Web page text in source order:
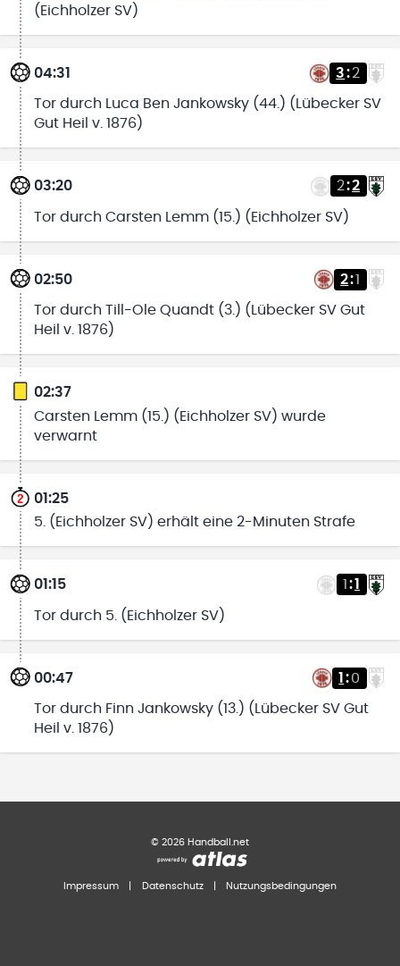
(Eichholzer SV)
04:31 3:2
Tor durch Luca Ben Jankowsky (44.) (Lübecker SV
Gut Heil v. 1876)
03:20 2:2
Tor durch Carsten Lemm (15.) (Eichholzer SV)
02:50 2:1
Tor durch Till-Ole Quandt (3.) (Lübecker SV Gut
Heil v. 1876)
02:37
Carsten Lemm (15.) (Eichholzer SV) wurde
verwarnt
01:25
5. (Eichholzer SV) erhält eine 2-Minuten Strafe
01:15 1 :1
Tor durch 5. (Eichholzer SV)
00:47 1 :0
Tor durch Finn Jankowsky (13.) (Lübecker SV Gut
Heil v. 1876)
© 2026 Handball.net
Impressum Datenschutz Nutzungsbedingungen